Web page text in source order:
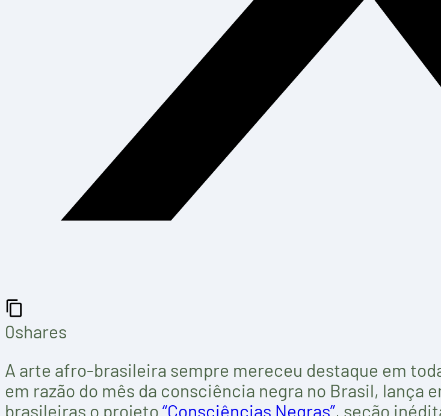
0shares
A arte afro-brasileira sempre mereceu destaque em
em razão do mês da consciência negra no Brasil,
brasileiras o projeto“Consciências Negras”, seção